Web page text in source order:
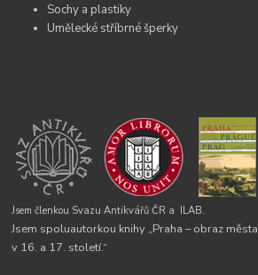
Sochy a plastiky
Umělecké stříbrné šperky
Jsem členkou Svazu Antikvářů ČR a ILAB.
Jsem spoluautorkou knihy „Praha – obraz města
v 16. a 17. století.“